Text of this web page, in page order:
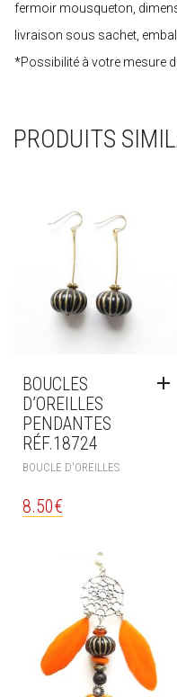
fermoir mousqueton,
livraison sous sachet,
*Possibilité à votre mesure
PRODUITS
BOUCLES
D’OREILLES
PENDANTES
RÉF.18724
BOUCLE D'OREILLES
8.50€